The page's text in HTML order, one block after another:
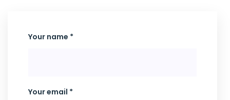
Your name *
Your email *